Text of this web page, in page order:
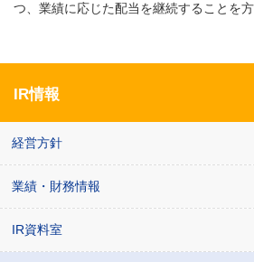
つ、業績に応じた配当を継続することを方
IR情報
経営方針
業績・財務情報
IR資料室